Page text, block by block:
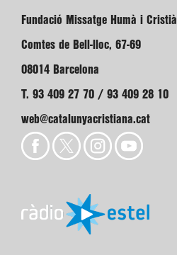
Fundació Missatge Humà i Cristià
Comtes de Bell-lloc, 67-69
08014 Barcelona
T. 93 409 27 70 / 93 409 28 10
web@catalunyacristiana.cat